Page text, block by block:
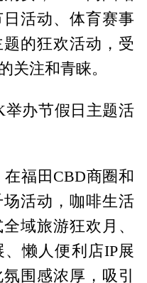
活动、体育赛事
的狂欢活动，受
关注和青睐。
举办节假日主题活
福田CBD商圈和
活动，咖啡生活
域旅游狂欢月、
懒人便利店IP展
围感浓厚，吸引